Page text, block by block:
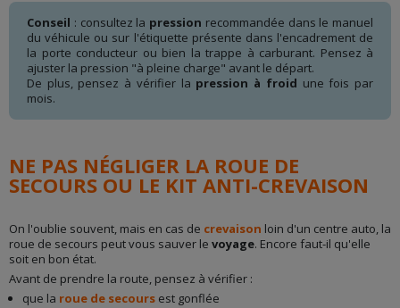
Conseil : consultez la pression recommandée dans le manuel
du véhicule ou sur l'étiquette présente dans l'encadrement de
la porte conducteur ou bien la trappe à carburant. Pensez à
ajuster la pression "à pleine charge" avant le départ.
De plus, pensez à vérifier la pression à froid une fois par
mois.
NE PAS NÉGLIGER LA ROUE DE
SECOURS OU LE KIT ANTI-CREVAISON
On l'oublie souvent, mais en cas de crevaison loin d'un centre auto, la
roue de secours peut vous sauver le voyage. Encore faut-il qu'elle
soit en bon état.
Avant de prendre la route, pensez à vérifier :
que la roue de secours est gonflée